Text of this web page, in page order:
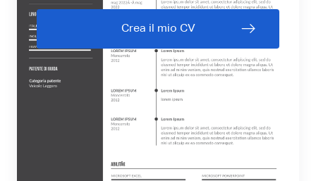
Crea il mio CV